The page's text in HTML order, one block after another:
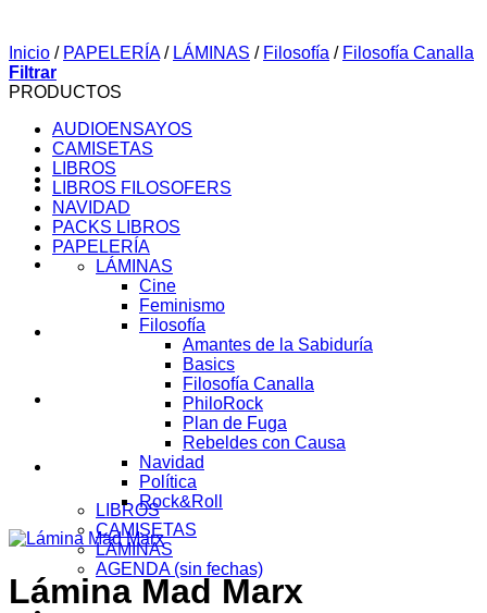
SOBRE MI
AUDIOENSAYOS
LIBROS
CAMISETAS
LÁMINAS
AGENDA (sin fechas)
Inicio / PAPELERÍA / LÁMINAS / Filosofía / Filosofía Canalla
Filtrar
PRODUCTOS
AUDIOENSAYOS
CAMISETAS
LIBROS
LIBROS FILOSOFERS
NAVIDAD
PACKS LIBROS
PAPELERÍA
LÁMINAS
Cine
Feminismo
Filosofía
Amantes de la Sabiduría
Basics
Filosofía Canalla
PhiloRock
Plan de Fuga
Rebeldes con Causa
Navidad
Política
Rock&Roll
Lámina Mad Marx